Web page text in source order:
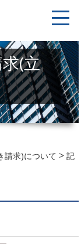
(立
請求)について >記